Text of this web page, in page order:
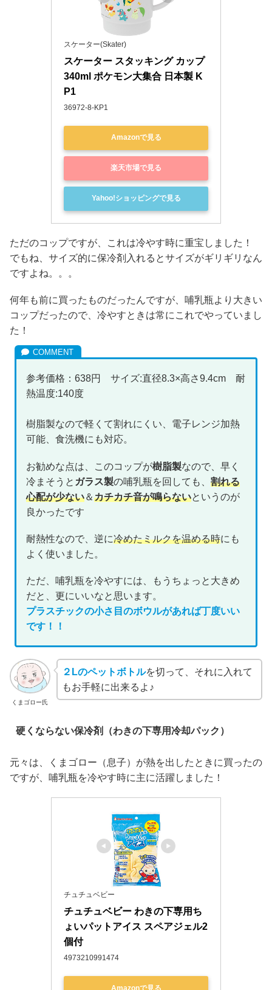
スケーター(Skater)
スケーター スタッキング カップ
340ml ポケモン大集合 日本製 K
P1
36972-8-KP1
Amazonで見る
楽天市場で見る
Yahoo!ショッピングで見る
ただのコップですが、これは冷やす時に重宝しました！
でもね、サイズ的に保冷剤入れるとサイズがギリギリなん
ですよね。。。
何年も前に買ったものだったんですが、哺乳瓶より大きい
コップだったので、冷やすときは常にこれでやっていまし
た！
参考価格：638円 サイズ:直径8.3×高さ9.4cm 耐
熱温度:140度
樹脂製なので軽くて割れにくい、電子レンジ加熱
可能、食洗機にも対応。
お勧めな点は、このコップが樹脂製なので、早く
冷まそうと ガラス製の哺乳瓶を回しても、割れる
心配が少ない＆カチカチ音が鳴らないというのが
良かったです
耐熱性なので、逆に冷めたミルクを温める時にも
よく使いました。
ただ、哺乳瓶を冷やすには、もうちょっと大きめ
だと、更にいいなと思います。
プラスチックの小さ目のボウルがあれば丁度いい
です！！
くまゴロー氏
２Lのペットボトルを切って、それに入れて
もお手軽に出来るよ♪
硬くならない保冷剤（わきの下専用冷却パック）
元々は、くまゴロー（息子）が熱を出したときに買ったの
ですが、哺乳瓶を冷やす時に主に活躍しました！
チュチュベビー
チュチュベビー わきの下専用ち
ょいパットアイス スペアジェル2
個付
4973210991474
Amazonで見る